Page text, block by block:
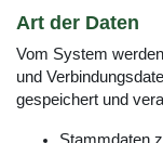
Art der Daten
Vom System
und
gespeichert und